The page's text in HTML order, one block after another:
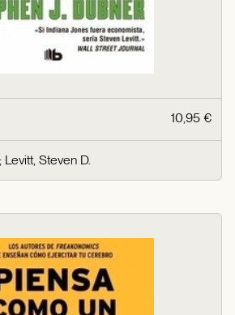
10,95 €
; Levitt, Steven D.